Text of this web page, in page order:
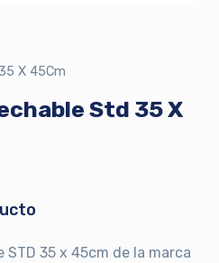
X 45Cm
Std 35 X
STD 35 x 45cm de la marca